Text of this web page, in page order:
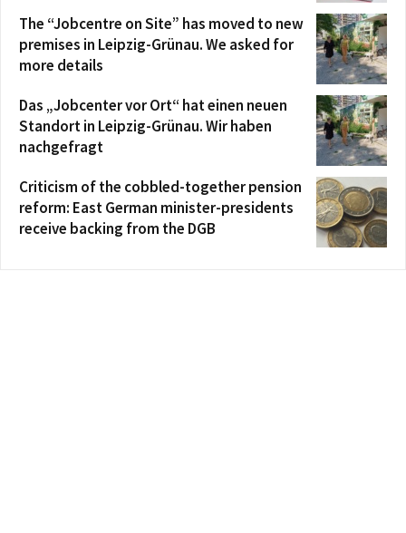
The “Jobcentre on Site” has moved to new
premises in Leipzig-Grünau. We asked for
more details
Das „Jobcenter vor Ort“ hat einen neuen
Standort in Leipzig-Grünau. Wir haben
nachgefragt
Criticism of the cobbled-together pension
reform: East German minister-presidents
receive backing from the DGB